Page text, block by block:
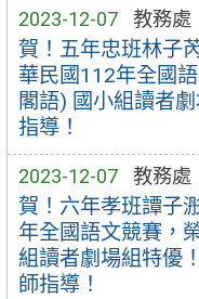
2023-12-07 教務處
賀！五年忠班林子
華民國112年全國
閣語) 國小組讀者
指導！
2023-12-07 教務處
賀！六年孝班譚子
年全國語文競賽，
組讀者劇場組特優
師指導！